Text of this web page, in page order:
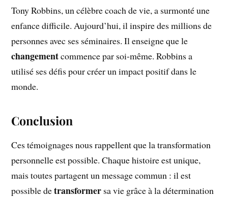
Tony Robbins, un célèbre coach de vie, a surmonté une
enfance difficile. Aujourd’hui, il inspire des millions de
personnes avec ses séminaires. Il enseigne que le
changementcommence par soi-même. Robbins a
utilisé ses défis pour créer un impact positif dans le
monde.
Conclusion
Ces témoignages nous rappellent que la transformation
personnelle est possible. Chaque histoire est unique,
mais toutes partagent un message commun : il est
possible detransformer sa vie grâce à la détermination